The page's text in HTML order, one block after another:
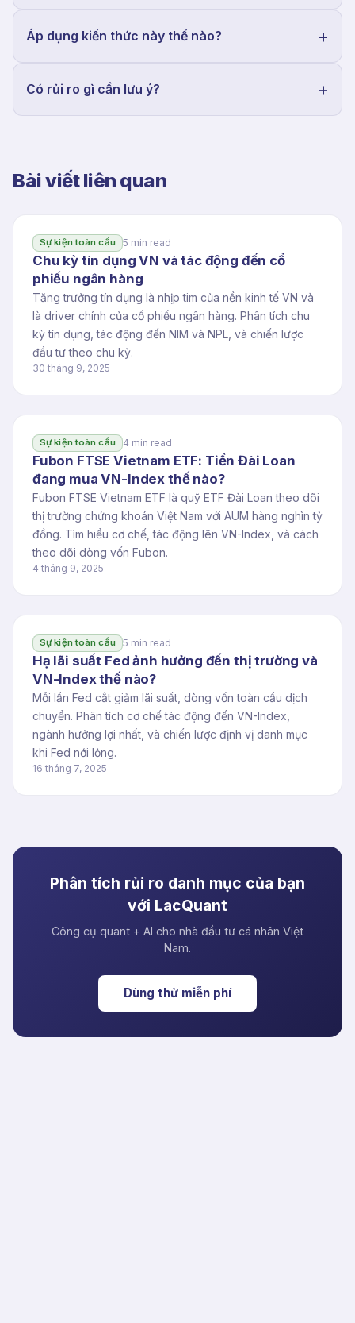
Áp dụng kiến thức này thế nào?
Có rủi ro gì cần lưu ý?
Bài viết liên quan
Sự kiện toàn cầu 5 min read
Chu kỳ tín dụng VN và tác động đến cổ
phiếu ngân hàng
Tăng trưởng tín dụng là nhịp tim của nền kinh tế VN và
là driver chính của cổ phiếu ngân hàng. Phân tích chu
kỳ tín dụng, tác động đến NIM và NPL, và chiến lược
đầu tư theo chu kỳ.
30 tháng 9, 2025
Sự kiện toàn cầu 4 min read
Fubon FTSE Vietnam ETF: Tiền Đài Loan
đang mua VN-Index thế nào?
Fubon FTSE Vietnam ETF là quỹ ETF Đài Loan theo dõi
thị trường chứng khoán Việt Nam với AUM hàng nghìn tỷ
đồng. Tìm hiểu cơ chế, tác động lên VN-Index, và cách
theo dõi dòng vốn Fubon.
4 tháng 9, 2025
Sự kiện toàn cầu 5 min read
Hạ lãi suất Fed ảnh hưởng đến thị trường và
VN-Index thế nào?
Mỗi lần Fed cắt giảm lãi suất, dòng vốn toàn cầu dịch
chuyển. Phân tích cơ chế tác động đến VN-Index,
ngành hưởng lợi nhất, và chiến lược định vị danh mục
khi Fed nới lỏng.
16 tháng 7, 2025
Phân tích rủi ro danh mục của bạn
với LacQuant
Công cụ quant + AI cho nhà đầu tư cá nhân Việt
Nam.
Dùng thử miễn phí